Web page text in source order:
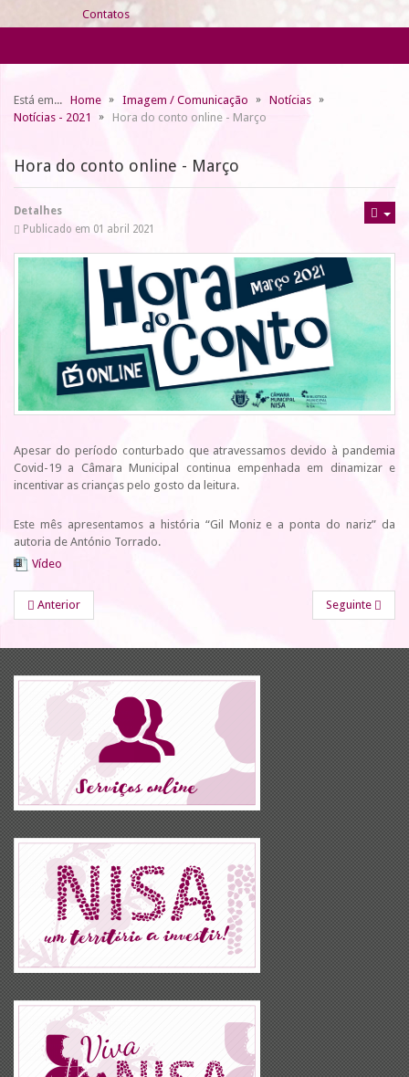
Contatos
Está em... Home Imagem / Comunicação
Notícias
Notícias - 2021
Hora do conto online - Março
Hora do conto online - Março
Detalhes
Publicado em 01 abril 2021
Apesar do período conturbado que atravessamos devido à pandemia
Covid-19 a Câmara Municipal continua empenhada em dinamizar e
incentivar as crianças pelo gosto da leitura.
Este mês apresentamos a história “Gil Moniz e a ponta do nariz” da
autoria de António Torrado.
Vídeo
Anterior Seguinte